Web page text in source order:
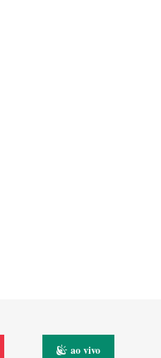
ao vivo